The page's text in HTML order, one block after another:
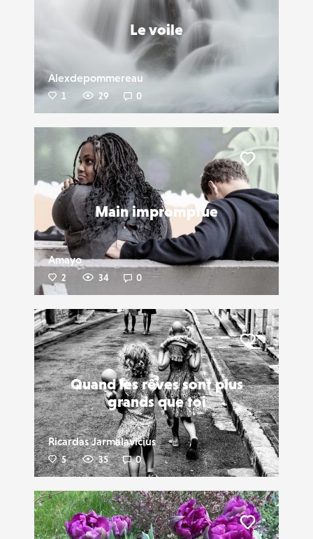
Le voile
Alexdepommereau
1 29 0
Main impromptue
Amayo
2 34 0
Liker
Quand les rêves sont plus
grands que toi
Ricardas Jarmalavicius
5 35 0
Liker
Liker